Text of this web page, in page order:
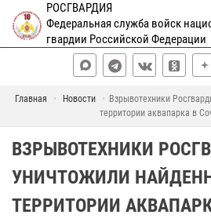
РОСГВАРДИЯ
Федеральная служба войск
гвардии Российской Федерации
Главная Новости
Взрывотехники
территории аквапарка в
ВЗРЫВОТЕХНИКИ
УНИЧТОЖИЛИ
ТЕРРИТОРИИ